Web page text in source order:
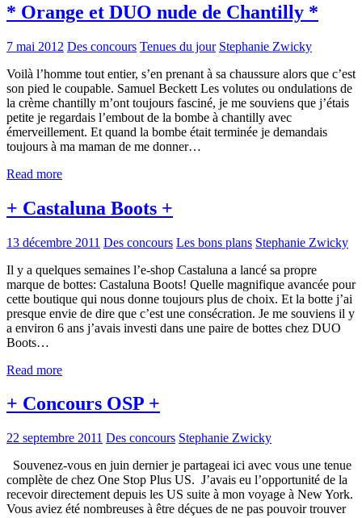
* Orange et DUO nude de Chantilly *
7 mai 2012 Des concours Tenues du jour Stephanie Zwicky
Voilà l’homme tout entier, s’en prenant à sa chaussure alors que c’est
son pied le coupable. Samuel Beckett Les volutes ou ondulations de
la crème chantilly m’ont toujours fasciné, je me souviens que j’étais
petite je regardais l’embout de la bombe à chantilly avec
émerveillement. Et quand la bombe était terminée je demandais
toujours à ma maman de me donner…
Read more
+ Castaluna Boots +
13 décembre 2011 Des concours Les bons plans Stephanie Zwicky
Il y a quelques semaines l’e-shop Castaluna a lancé sa propre
marque de bottes: Castaluna Boots! Quelle magnifique avancée pour
cette boutique qui nous donne toujours plus de choix. Et la botte j’ai
presque envie de dire que c’est une consécration. Je me souviens il y
a environ 6 ans j’avais investi dans une paire de bottes chez DUO
Boots…
Read more
+ Concours OSP +
22 septembre 2011 Des concours Stephanie Zwicky
Souvenez-vous en juin dernier je partageai ici avec vous une tenue
complète de chez One Stop Plus US. J’avais eu l’opportunité de la
recevoir directement depuis les US suite à mon voyage à New York.
Vous aviez été nombreuses à être déçues de ne pas pouvoir trouver